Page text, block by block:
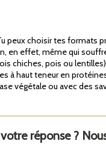
peux choisir tes formats
en effet, même qui
chiches, pois ou
à haut teneur en
végétale ou avec des
réponse ?